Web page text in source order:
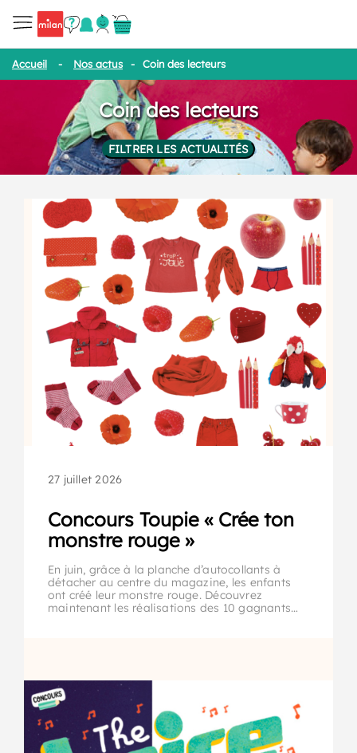
Accueil - Nos actus - Coin des lecteurs
Coin des lecteurs
FILTRER LES ACTUALITÉS
27 juillet 2026
Concours Toupie « Crée ton
monstre rouge »
En juin, grâce à la planche d’autocollants à
détacher au centre du magazine, les enfants
ont créé leur monstre rouge. Découvrez
maintenant les réalisations des 10 gagnants…